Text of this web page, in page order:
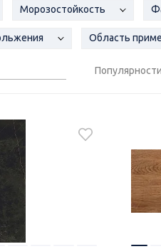
Морозостойкость
Область